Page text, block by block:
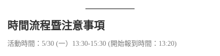
時間流程暨注意事項
活動時間：5/30 (一）13:30-15:30 (開始報到時間：13:20)